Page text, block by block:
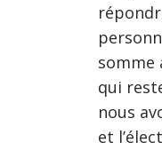
somme
qui
nous
et